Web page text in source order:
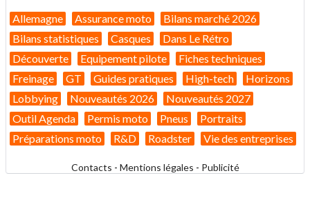
Allemagne Assurance moto
Bilans marché 2026
Bilans statistiques
Casques
Dans Le Rétro
Découverte
Equipement pilote
Fiches techniques
Freinage
GT Guides pratiques High-tech
Horizons
Lobbying
Nouveautés 2026
Nouveautés 2027
Outil Agenda
Permis moto Pneus
Portraits
Préparations moto
R&D Roadster Vie des entreprises
Contacts - Mentions légales - Publicité